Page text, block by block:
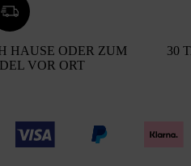
HAUSE ODER ZUM
VOR ORT
30